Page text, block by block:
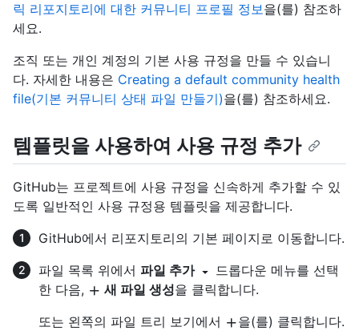
릭 리포지토리에 대한 커뮤니티 프로필 정보을(를) 참조하
세요.
조직 또는 개인 계정의 기본 사용 규정을 만들 수 있습니
다. 자세한 내용은 Creating a default community health
file(기본 커뮤니티 상태 파일 만들기)을(를) 참조하세요.
템플릿을 사용하여 사용 규정 추가
GitHub는 프로젝트에 사용 규정을 신속하게 추가할 수 있
도록 일반적인 사용 규정용 템플릿을 제공합니다.
GitHub에서 리포지토리의 기본 페이지로 이동합니다.
파일 목록 위에서 파일 추가
드롭다운 메뉴를 선택
한 다음,
새 파일 생성을 클릭합니다.
또는 왼쪽의 파일 트리 보기에서
을(를) 클릭합니다.